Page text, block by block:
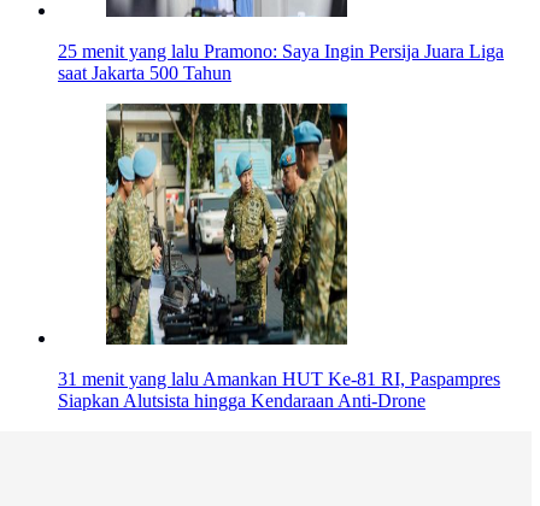
25 menit yang lalu Pramono: Saya Ingin Persija Juara Liga
saat Jakarta 500 Tahun
31 menit yang lalu Amankan HUT Ke-81 RI, Paspampres
Siapkan Alutsista hingga Kendaraan Anti-Drone